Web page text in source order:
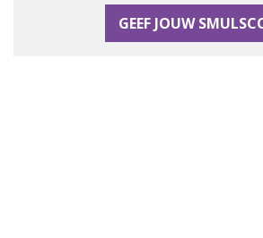
GEEF JOUW